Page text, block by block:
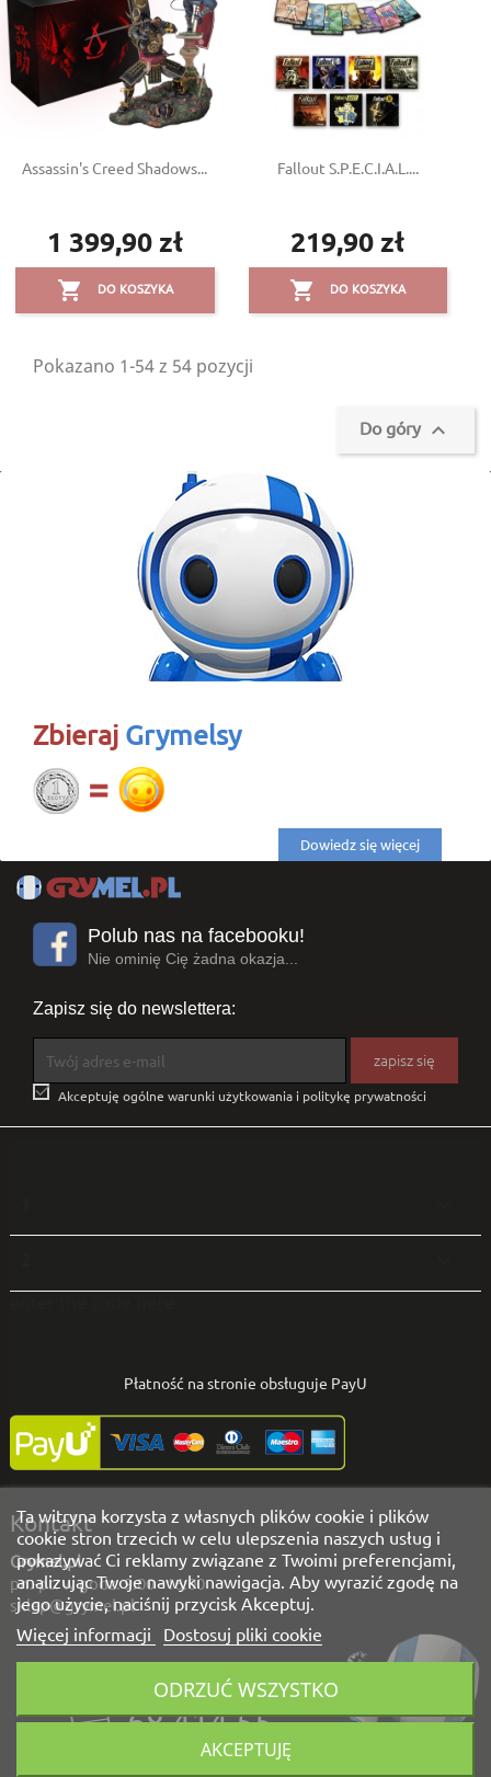
Assassin's Creed Shadows...
Cena
1 399,90 zł
 DO KOSZYKA
Fallout S.P.E.C.I.A.L....
Cena
219,90 zł
 DO KOSZYKA
Pokazano 1-54 z 54 pozycji
Do góry 
Zbieraj Grymelsy
Dowiedz się więcej
Polub nas na facebooku!
Nie ominię Cię żadna okazja...
Zapisz się do newslettera:
 Akceptuję ogólne warunki użytkowania i politykę prywatności
Ta witryna korzysta z własnych plików cookie i plików
cookie stron trzecich w celu ulepszenia naszych usług i
pokazywać Ci reklamy związane z Twoimi preferencjami,
analizując Twoje nawyki nawigacja. Aby wyrazić zgodę na
jego użycie, naciśnij przycisk Akceptuj.
Więcej informacji
Dostosuj pliki cookie
ODRZUĆ WSZYSTKO
AKCEPTUJĘ
Płatność na stronie obsługuje PayU
Kontakt
Grymel.pl
pn.-pt. w godz. 9:00 - 16:00
sklep@grymel.pl
Masz pytania?
Zadzwoń!
68 414 55